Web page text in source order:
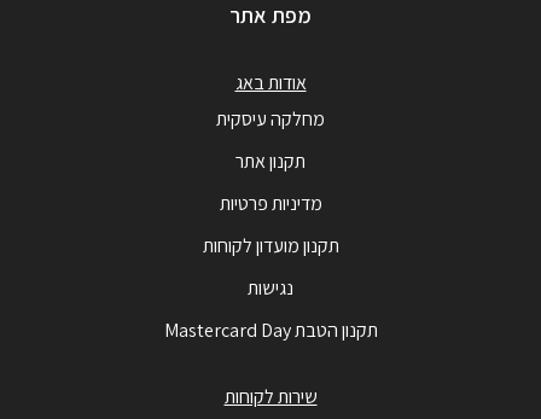
מפת אתר
אודות באג
מחלקה עיסקית
תקנון אתר
מדיניות פרטיות
תקנון מועדון לקוחות
נגישות
תקנון הטבת Mastercard Day
שירות לקוחות